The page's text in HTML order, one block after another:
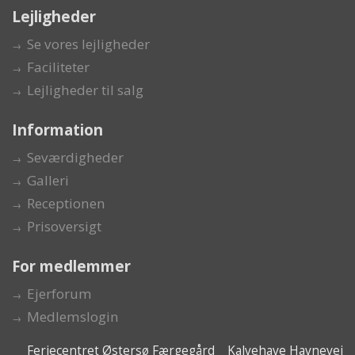
Lejligheder
Se vores lejligheder
Faciliteter
Lejligheder til salg
Information
Seværdigheder
Galleri
Receptionen
Prisoversigt
For medlemmer
Ejerforum
Medlemslogin
Feriecentret Østersø Færgegård Kalvehave Havnevej